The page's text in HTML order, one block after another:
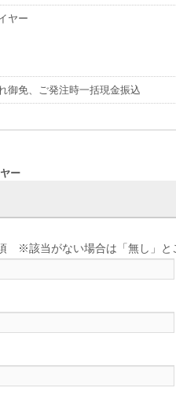
ヤー
御免、ご発注時一括現金振込
ー